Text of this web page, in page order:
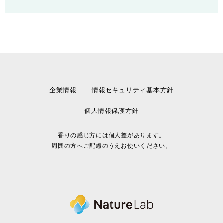
企業情報 情報セキュリティ基本方針
個人情報保護方針
香りの感じ方には個人差があります。
周囲の方へご配慮のうえお使いください。